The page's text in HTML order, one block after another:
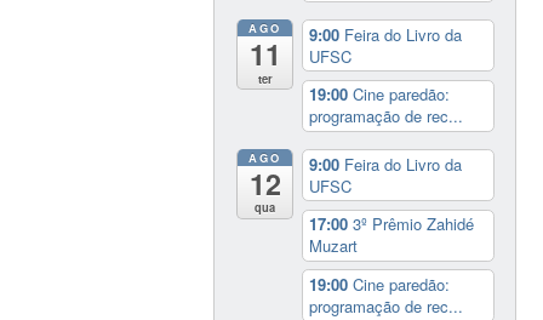
AGO
11
ter
9:00 Feira do Livro da
UFSC
19:00Cine paredão:
programação de rec...
AGO
12
qua
9:00 Feira do Livro da
UFSC
17:003º Prêmio Zahidé
Muzart
19:00Cine paredão:
programação de rec...